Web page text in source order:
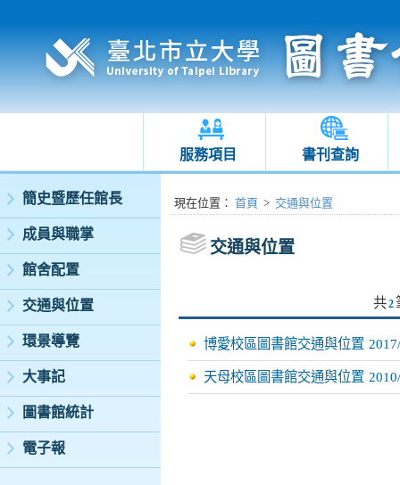
服務項目 書刊查詢
:::
簡史暨歷任館長
成員與職掌
館舍配置
交通與位置
環景導覽
大事記
圖書館統計
電子報
:::現在位置 ： 首頁 > 交通與位置
交通與位置
共2
博愛校區圖書館交通與位置
天母校區圖書館交通與位置